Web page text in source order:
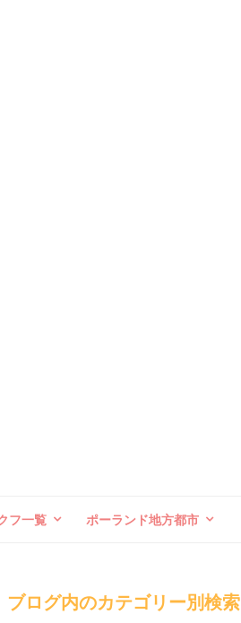
フ一覧 ポーランド地方都市
ブログ内のカテゴリー別検索